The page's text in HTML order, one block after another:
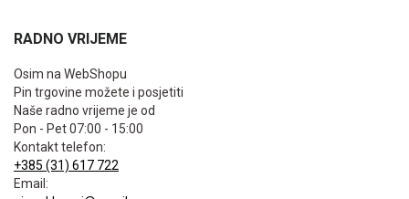
RADNO VRIJEME
Osim na WebShopu
Pin trgovine možete i posjetiti
Naše radno vrijeme je od
Pon - Pet 07:00 - 15:00
Kontakt telefon:
+385 (31) 617 722
Email: